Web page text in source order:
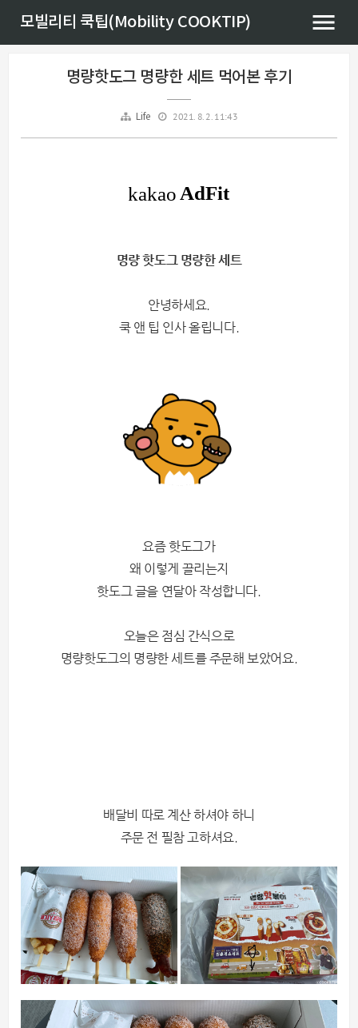
모빌리티 쿡팁(Mobility COOKTIP)
명량핫도그 명량한 세트 먹어본 후기
Life 2021. 8. 2. 11:43
명량 핫도그 명량한 세트
안녕하세요.
쿡 앤 팁 인사 올립니다.
요즘 핫도그가
왜 이렇게 끌리는지
핫도그 글을 연달아 작성합니다.
오늘은 점심 간식으로
명량핫도그의 명량한 세트를 주문해 보았어요.
배달비 따로 계산 하셔야 하니
주문 전 필참 고하셔요.